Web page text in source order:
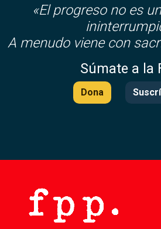
«El progreso no es
A menudo viene con
Súmate a la
Dona